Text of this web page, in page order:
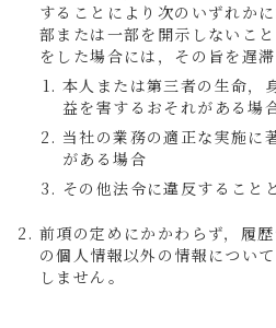
することにより次のいずれか
部または一部を開示しないこ
をした場合には，その旨を遅滞
本人または第三者の生命，
益を害するおそれがある場
当社の業務の適正な実施に
がある場合
その他法令に違反すること
前項の定めにかかわらず，履
の個人情報以外の情報につい
しません。